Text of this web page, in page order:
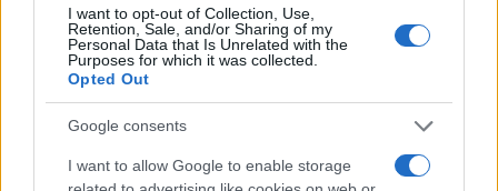
I want to opt-out of Collection, Use,
Retention, Sale, and/or Sharing of my
Personal Data that Is Unrelated with the
Purposes for which it was collected.
Opted Out
Google consents
I want to allow Google to enable storage
#NJEMAČKA #radnici